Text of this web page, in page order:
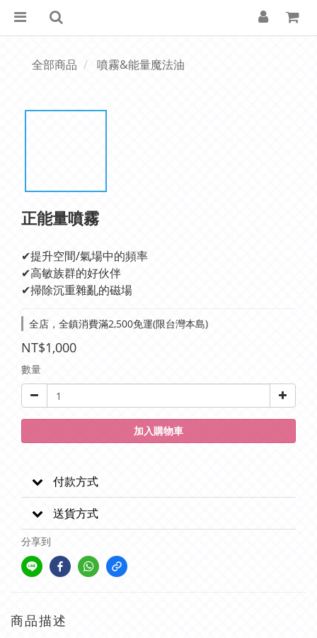
全部商品 噴霧&能量魔法油
正能量噴霧
✔提升空間/氣場中的頻率
✔高敏族群的好伙伴
✔掃除沉重雜亂的磁場
全店，全鎮消費滿2,500免運(限台灣本島)
NT$1,000
數量
加入購物車
付款方式
送貨方式
分享到
商品描述